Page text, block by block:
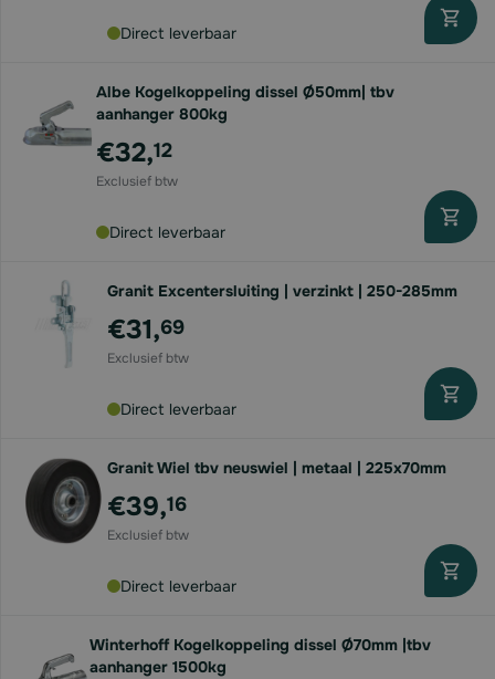
Direct leverbaar
Albe Kogelkoppeling dissel Ø50mm| tbv
aanhanger 800kg
€32,12
Direct leverbaar
Granit Excentersluiting | verzinkt | 250-285mm
€31,69
Direct leverbaar
Granit Wiel tbv neuswiel | metaal | 225x70mm
€39,16
Direct leverbaar
Winterhoff Kogelkoppeling dissel Ø70mm |tbv
aanhanger 1500kg